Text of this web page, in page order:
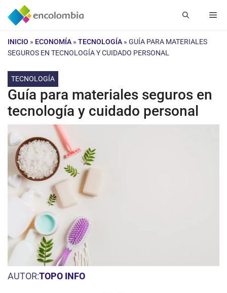
Saltar
INICIO » ECONOMÍA » TECNOLOGÍA » GUÍA PARA MATERIALES
SEGUROS EN TECNOLOGÍA Y CUIDADO PERSONAL
TECNOLOGÍA
Guía para materiales seguros en
tecnología y cuidado personal
AUTOR:TOPO INFO